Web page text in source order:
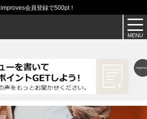
improves会員登録で500pt！